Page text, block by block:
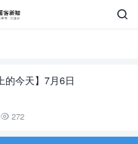

的今天】7月6日
 272